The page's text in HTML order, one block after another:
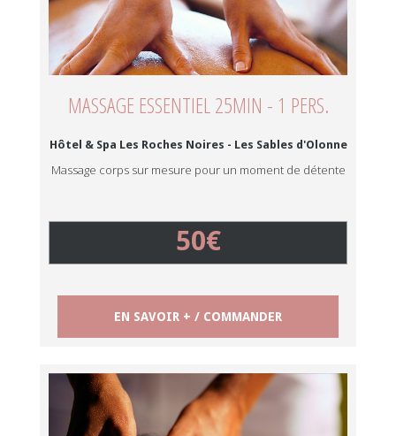
MASSAGE ESSENTIEL 25MIN - 1 PERS.
Hôtel & Spa Les Roches Noires - Les Sables d'Olonne
Massage corps sur mesure pour un moment de détente
50€
EN SAVOIR + / COMMANDER